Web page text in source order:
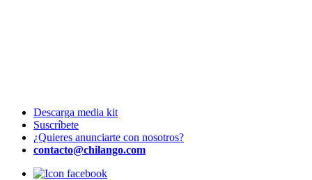
Descarga media kit
Suscríbete
¿Quieres anunciarte con nosotros?
contacto@chilango.com